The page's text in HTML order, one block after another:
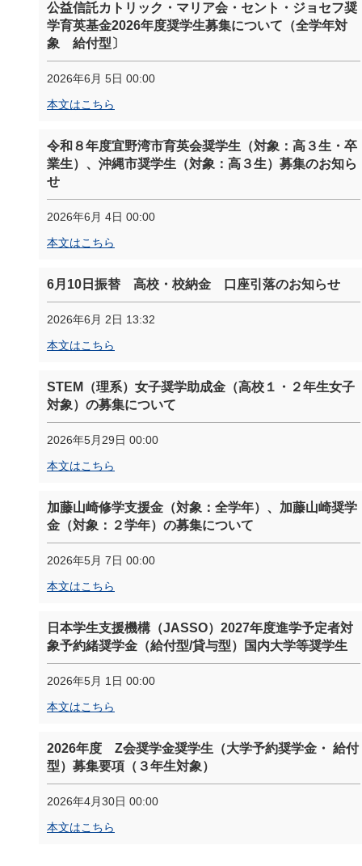
公益信託カトリック・マリア会・セント・ジョセフ奨
学育英基金2026年度奨学生募集について（全学年対
象 給付型〕
2026年6月 5日 00:00
本文はこちら
令和８年度宜野湾市育英会奨学生（対象：高３生・卒
業生）、沖縄市奨学生（対象：高３生）募集のお知ら
せ
2026年6月 4日 00:00
本文はこちら
6月10日振替 高校・校納金 口座引落のお知らせ
2026年6月 2日 13:32
本文はこちら
STEM（理系）女子奨学助成金（高校１・２年生女子
対象）の募集について
2026年5月29日 00:00
本文はこちら
加藤山崎修学支援金（対象：全学年）、加藤山崎奨学
金（対象：２学年）の募集について
2026年5月 7日 00:00
本文はこちら
日本学生支援機構（JASSO）2027年度進学予定者対
象予約緒奨学金（給付型/貸与型）国内大学等奨学生
2026年5月 1日 00:00
本文はこちら
2026年度 Z会奨学金奨学生（大学予約奨学金・ 給付
型）募集要項（３年生対象）
2026年4月30日 00:00
本文はこちら